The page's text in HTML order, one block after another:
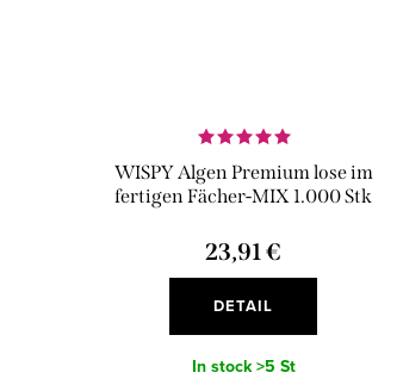
WISPY Algen Premium lose im
fertigen Fächer-MIX 1.000 Stk
23,91 €
DETAIL
In stock>5 St